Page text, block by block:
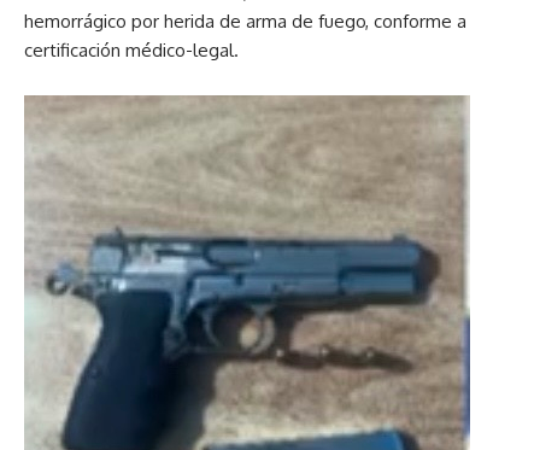
hemorrágico por herida de arma de fuego, conforme a
certificación médico-legal.